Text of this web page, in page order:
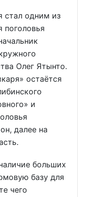
стал одним из
поголовья
Олег Ятынто.
остаётся
и
далее на
больших
базу для
чего